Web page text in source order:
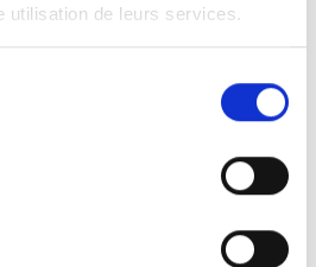
utilisation de leurs services.